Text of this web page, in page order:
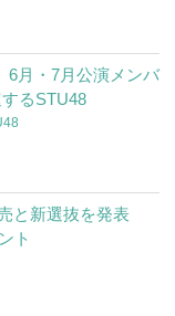
6月・7月公演メンバ
るSTU48
と新選抜を発表
ト